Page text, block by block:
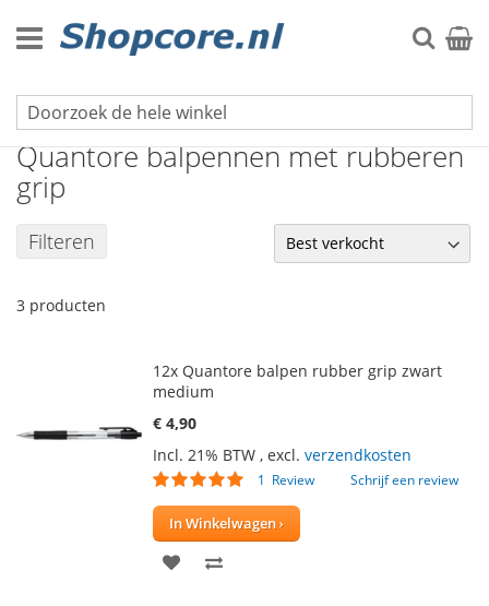
naar
de
Zoek
Wegwerp balpennen
Quantore balpennen met rubberen
grip
Filteren
3 producten
12x Quantore balpen rubber grip zwart
medium
€ 4,90
Incl. 21% BTW , excl. verzendkosten
Waardering:
1 Review Schrijf een review
In Winkelwagen
VOEG